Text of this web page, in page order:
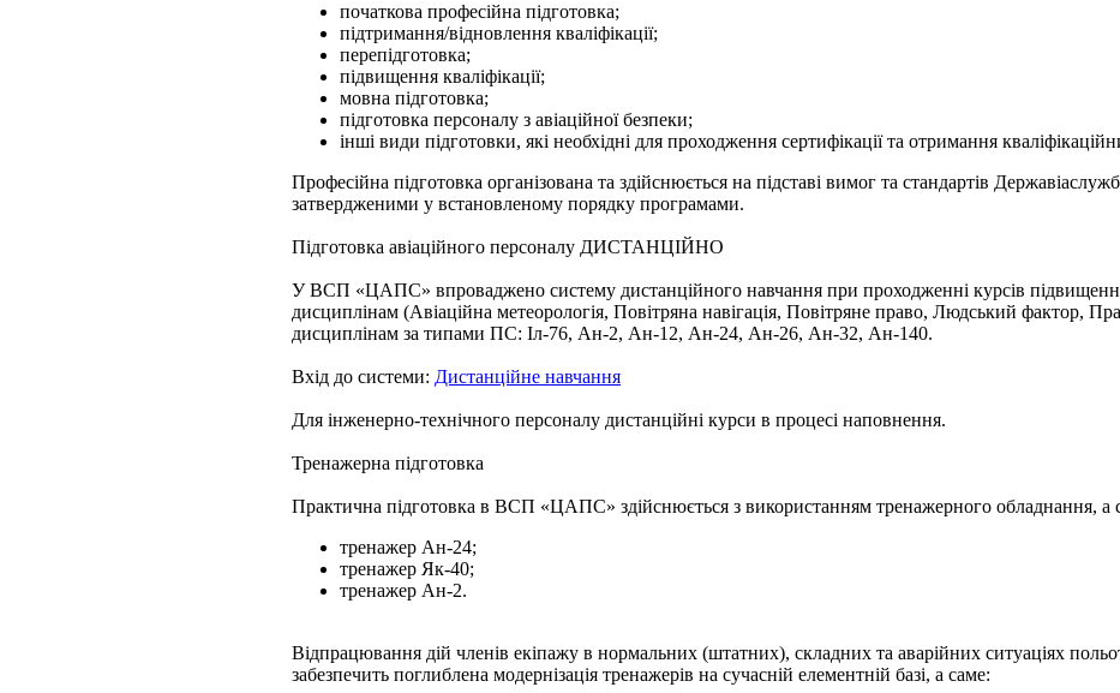
початкова професійна підготовка;
підтримання/відновлення кваліфікації;
перепідготовка;
підвищення кваліфікації;
мовна підготовка;
підготовка персоналу з авіаційної безпеки;
інші види підготовки, які необхідні для проходження сертифікації та отримання
Професійна підготовка організована та здійснюється на підставі вимог та стандартів
затвердженими у встановленому порядку програмами.
Підготовка авіаційного персоналу ДИСТАНЦІЙНО
У ВСП «ЦАПС» впроваджено систему дистанційного навчання при проходженні курсів підвищення
дисциплінам (Авіаційна метеорологія, Повітряна навігація, Повітряне право, Людський фактор,
дисциплінам за типами ПС: Іл-76, Ан-2, Ан-12, Ан-24, Ан-26, Ан-32, Ан-140.
Вхід до системи: Дистанційне навчання
Для інженерно-технічного персоналу дистанційні курси в процесі наповнення.
Тренажерна підготовка
Практична підготовка в ВСП «ЦАПС» здійснюється з використанням тренажерного обладнання, а
тренажер Ан-24;
тренажер Як-40;
тренажер Ан-2.
Відпрацювання дій членів екіпажу в нормальних (штатних), складних та аварійних ситуаціях
забезпечить поглиблена модернізація тренажерів на сучасній елементній базі, а саме: